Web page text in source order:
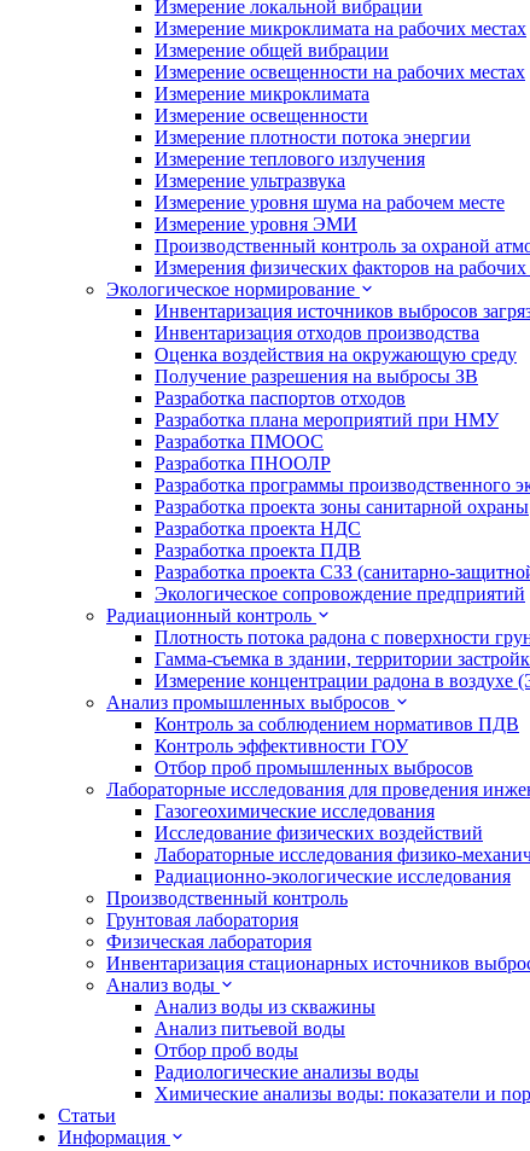
Измерение локальной вибрации
Измерение микроклимата на рабочих местах
Измерение общей вибрации
Измерение освещенности на рабочих местах
Измерение микроклимата
Измерение освещенности
Измерение плотности потока энергии
Измерение теплового излучения
Измерение ультразвука
Измерение уровня шума на рабочем месте
Измерение уровня ЭМИ
Производственный контроль за охраной
Измерения физических факторов на рабочих
Экологическое нормирование
Инвентаризация источников выбросов
Инвентаризация отходов производства
Оценка воздействия на окружающую среду
Получение разрешения на выбросы ЗВ
Разработка паспортов отходов
Разработка плана мероприятий при НМУ
Разработка ПМООС
Разработка ПНООЛР
Разработка программы производственного
Разработка проекта зоны санитарной охраны
Разработка проекта НДС
Разработка проекта ПДВ
Разработка проекта СЗЗ (санитарно-
Экологическое сопровождение предприятий
Радиационный контроль
Плотность потока радона с поверхности
Гамма-съемка в здании, территории
Измерение концентрации радона в воздухе
Анализ промышленных выбросов
Контроль за соблюдением нормативов ПДВ
Контроль эффективности ГОУ
Отбор проб промышленных выбросов
Лабораторные исследования для проведения
Газогеохимические исследования
Исследование физических воздействий
Лабораторные исследования физико-
Радиационно-экологические исследования
Производственный контроль
Грунтовая лаборатория
Физическая лаборатория
Инвентаризация стационарных источников
Анализ воды
Анализ воды из скважины
Анализ питьевой воды
Отбор проб воды
Радиологические анализы воды
Химические анализы воды: показатели и
Статьи
Информация